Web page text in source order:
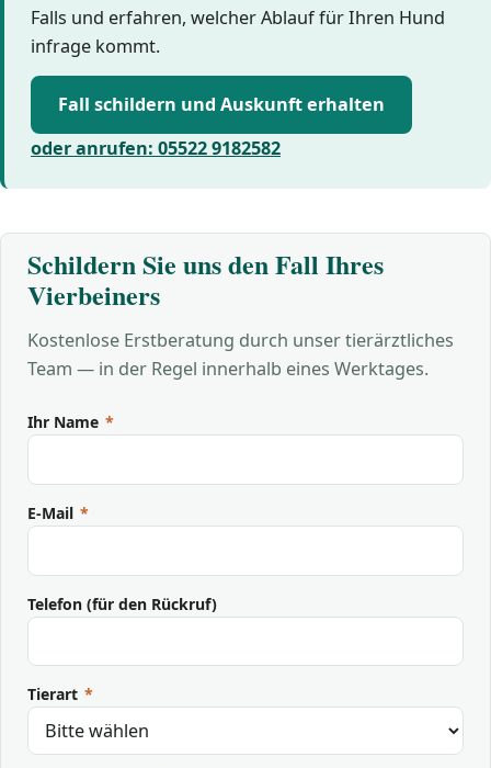
Falls und erfahren, welcher Ablauf für Ihren Hund
infrage kommt.
Fall schildern und Auskunft erhalten
oder anrufen: 05522 9182582
Schildern Sie uns den Fall Ihres
Vierbeiners
Kostenlose Erstberatung durch unser tierärztliches
Team — in der Regel innerhalb eines Werktages.
Ihr Name *
E-Mail *
Telefon (für den Rückruf)
Tierart *